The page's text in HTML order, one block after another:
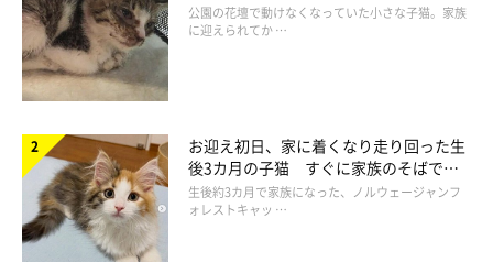
これでほぼ完成形に近いニャーニャートレインだ…！！
と“姉妹”のような関係に
公園の花壇で動けなくなっていた小さな子猫。家族
に迎えられてか …
お迎え初日、家に着くなり走り回った生
後3カ月の子猫 すぐに家族のそばで落
ち着く姿に「迎えてよかった」
生後約3カ月で家族になった、ノルウェージャンフ
ォレストキャッ …